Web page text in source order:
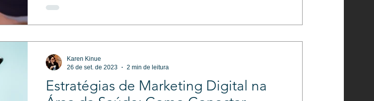
Estratégias de Marketing Digital na
Karen Kinue
26 de set. de 2023
2 min de leitura